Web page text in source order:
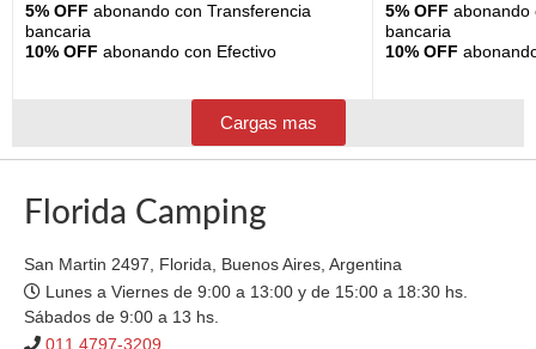
5% OFF abonando con Transferencia
bancaria
10% OFF abonando con Efectivo
5% OFF abonando
bancaria
10% OFF
Cargas mas
Florida Camping
San Martin 2497, Florida, Buenos Aires, Argentina
Lunes a Viernes de 9:00 a 13:00 y de 15:00 a 18:30 hs.
Sábados de 9:00 a 13 hs.
011 4797-3209